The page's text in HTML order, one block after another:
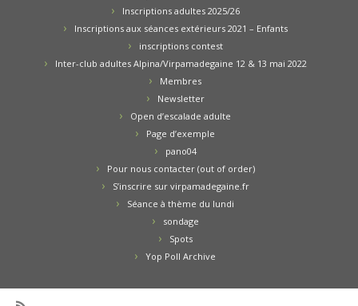
Inscriptions adultes 2025/26
Inscriptions aux séances extérieurs 2021 – Enfants
inscriptions contest
Inter-club adultes Alpina/Virpamadegaine 12 & 13 mai 2022
Membres
Newsletter
Open d’escalade adulte
Page d’exemple
pano04
Pour nous contacter (out of order)
S’inscrire sur virpamadegaine.fr
Séance à thème du lundi
sondage
Spots
Yop Poll Archive